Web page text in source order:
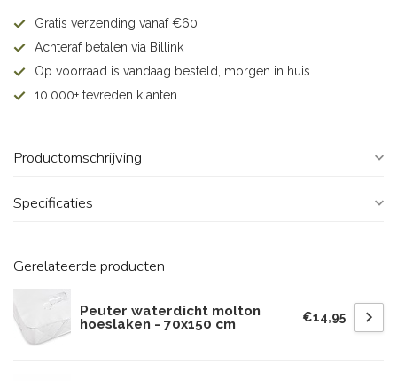
Gratis verzending vanaf €60
Achteraf betalen via Billink
Op voorraad is vandaag besteld, morgen in huis
10.000+ tevreden klanten
Productomschrijving
Specificaties
Gerelateerde producten
Peuter waterdicht molton
hoeslaken - 70x150 cm
€14,95